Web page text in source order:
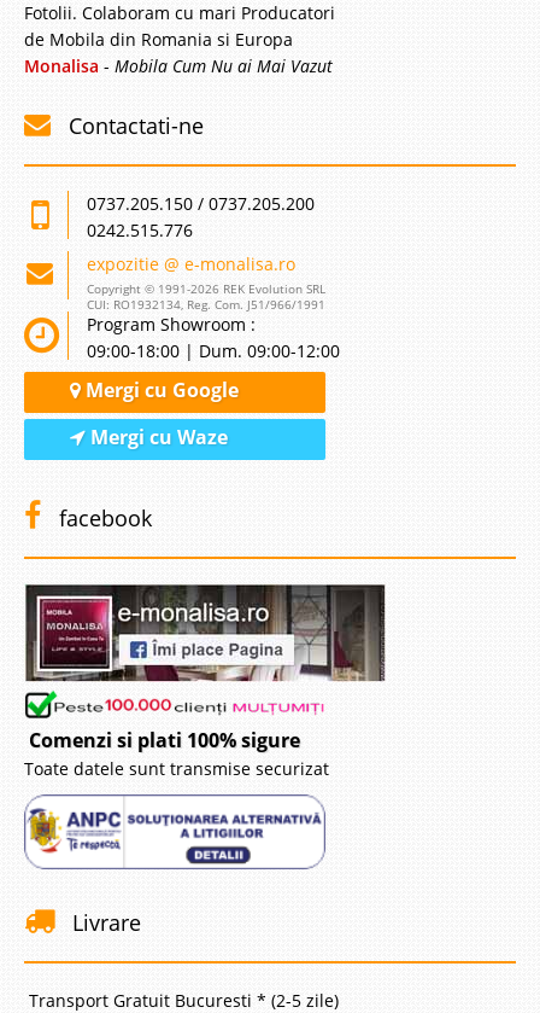
Fotolii. Colaboram cu mari Producatori
de Mobila din Romania si Europa
Monalisa - Mobila Cum Nu ai Mai Vazut
Contactati-ne
0737.205.150 / 0737.205.200
0242.515.776
expozitie @ e-monalisa.ro
Copyright © 1991-2026 REK Evolution SRL
CUI: RO1932134, Reg. Com. J51/966/1991
Program Showroom :
09:00-18:00 | Dum. 09:00-12:00
Mergi cu Google
Mergi cu Waze
facebook
Comenzi si plati 100% sigure
Toate datele sunt transmise securizat
Livrare
Transport Gratuit Bucuresti * (2-5 zile)